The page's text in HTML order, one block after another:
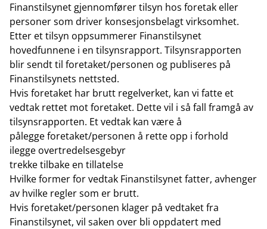
Finanstilsynet gjennomfører tilsyn hos foretak eller
personer som driver konsesjonsbelagt virksomhet.
Etter et tilsyn oppsummerer Finanstilsynet
hovedfunnene i en tilsynsrapport. Tilsynsrapporten
blir sendt til foretaket/personen og publiseres på
Finanstilsynets nettsted.
Hvis foretaket har brutt regelverket, kan vi fatte et
vedtak rettet mot foretaket. Dette vil i så fall framgå av
tilsynsrapporten. Et vedtak kan være å
pålegge foretaket/personen å rette opp i forhold
ilegge overtredelsesgebyr
trekke tilbake en tillatelse
Hvilke former for vedtak Finanstilsynet fatter, avhenger
av hvilke regler som er brutt.
Hvis foretaket/personen klager på vedtaket fra
Finanstilsynet, vil saken over bli oppdatert med